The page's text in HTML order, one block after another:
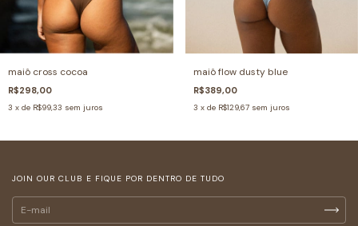
maiô cross cocoa
R$298,00
3 x de R$99,33 sem juros
maiô flow dusty blue
R$389,00
3 x de R$129,67 sem juros
JOIN OUR CLUB E FIQUE POR DENTRO DE TUDO